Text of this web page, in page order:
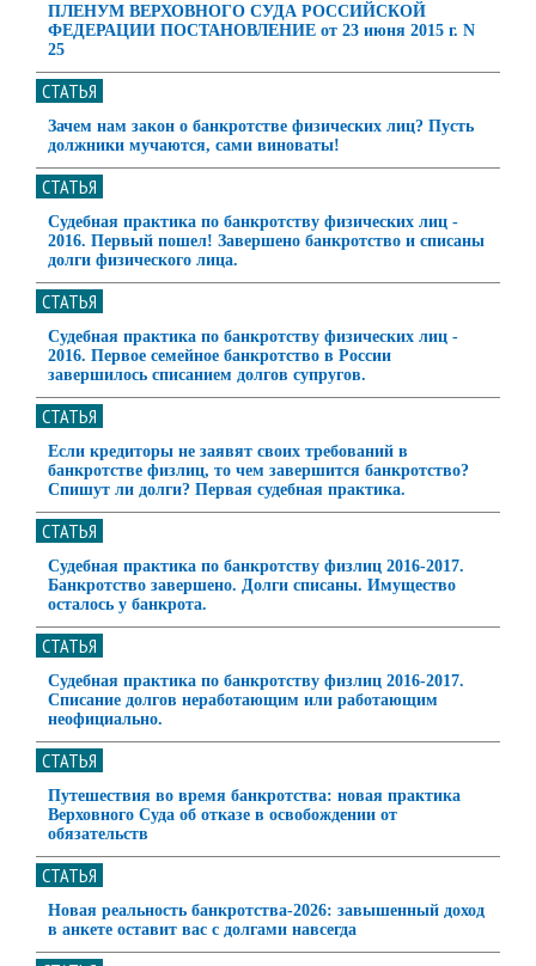
ПЛЕНУМ ВЕРХОВНОГО СУДА РОССИЙСКОЙ
ФЕДЕРАЦИИ ПОСТАНОВЛЕНИЕ от 23 июня 2015 г. N
25
СТАТЬЯ
Зачем нам закон о банкротстве физических лиц? Пусть
должники мучаются, сами виноваты!
СТАТЬЯ
Судебная практика по банкротству физических лиц -
2016. Первый пошел! Завершено банкротство и списаны
долги физического лица.
СТАТЬЯ
Судебная практика по банкротству физических лиц -
2016. Первое семейное банкротство в России
завершилось списанием долгов супругов.
СТАТЬЯ
Если кредиторы не заявят своих требований в
банкротстве физлиц, то чем завершится банкротство?
Спишут ли долги? Первая судебная практика.
СТАТЬЯ
Судебная практика по банкротству физлиц 2016-2017.
Банкротство завершено. Долги списаны. Имущество
осталось у банкрота.
СТАТЬЯ
Судебная практика по банкротству физлиц 2016-2017.
Списание долгов неработающим или работающим
неофициально.
СТАТЬЯ
Путешествия во время банкротства: новая практика
Верховного Суда об отказе в освобождении от
обязательств
СТАТЬЯ
Новая реальность банкротства-2026: завышенный доход
в анкете оставит вас с долгами навсегда